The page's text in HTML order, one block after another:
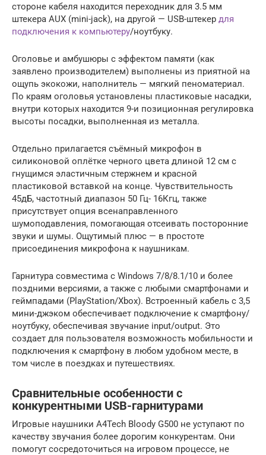
стороне кабеля находится переходник для 3.5 мм
штекера AUX (mini-jack), на другой — USB-штекер для
подключения к компьютеру/ноутбуку.
Оголовье и амбушюры с эффектом памяти (как
заявлено производителем) выполнены из приятной на
ощупь экокожи, наполнитель — мягкий пеноматериал.
По краям оголовья установлены пластиковые насадки,
внутри которых находится 9-и позиционная регулировка
высоты посадки, выполненная из металла.
Отдельно прилагается съёмный микрофон в
силиконовой оплётке черного цвета длиной 12 см с
гнущимся эластичным стержнем и красной
пластиковой вставкой на конце. Чувствительность
45дБ, частотный диапазон 50 Гц- 16Кгц, также
присутствует опция всенаправленного
шумоподавления, помогающая отсеивать посторонние
звуки и шумы. Ощутимый плюс — в простоте
присоединения микрофона к наушникам.
Гарнитура совместима с Windows 7/8/8.1/10 и более
поздними версиями, а также с любыми смартфонами и
геймпадами (PlayStation/Xbox). Встроенный кабель с 3,5
мини-джэком обеспечивает подключение к смартфону/
ноутбуку, обеспечивая звучание input/output. Это
создает для пользователя возможность мобильности и
подключения к смартфону в любом удобном месте, в
том числе в поездках и путешествиях.
Сравнительные особенности с
конкурентными USB-гарнитурами
Игровые наушники A4Tech Bloody G500 не уступают по
качеству звучания более дорогим конкурентам. Они
помогут сосредоточиться на игровом процессе, не